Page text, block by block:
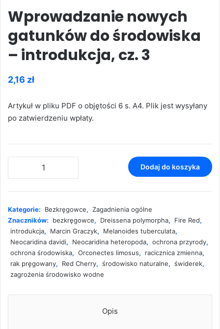
Wprowadzanie nowych
gatunków do środowiska
– introdukcja, cz. 3
2,16 zł
Artykuł w pliku PDF o objętości 6 s. A4. Plik jest wysyłany
po zatwierdzeniu wpłaty.
Wprowadzanie
gatunków
środowiska
–
introdukcja,
cz.
3
Dodaj do koszyka
Kategorie: Bezkręgowce, Zagadnienia ogólne
Znaczników:
bezkręgowce, Dreissena polymorpha, Fire Red,
introdukcja, Marcin Graczyk, Melanoides tuberculata,
Neocaridina davidi, Neocaridina heteropoda, ochrona przyrody,
ochrona środowiska, Orconectes limosus, racicznica zmienna,
rak pręgowany, Red Cherry, środowisko naturalne, świderek,
zagrożenia środowisko wodne
Opis